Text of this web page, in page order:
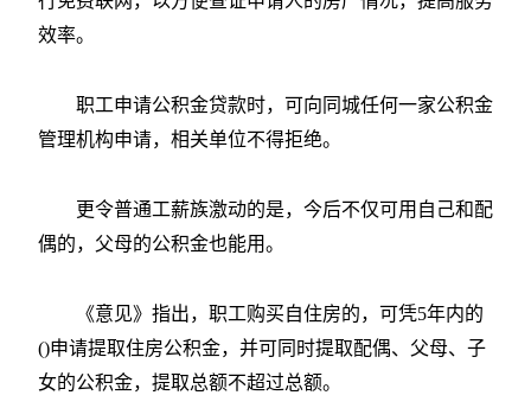
效率。
职工申请公积金贷款时，可向同城任何一家公积金
管理机构申请，相关单位不得拒绝。
更令普通工薪族激动的是，今后不仅可用自己和配
偶的，父母的公积金也能用。
《意见》指出，职工购买自住房的，可凭5年内的
()申请提取住房公积金，并可同时提取配偶、父母、子
女的公积金，提取总额不超过总额。